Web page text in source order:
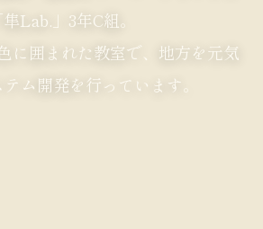
隼Lab.」3年C組。
に囲まれた教室で、地方を元気
ム開発を行っています。